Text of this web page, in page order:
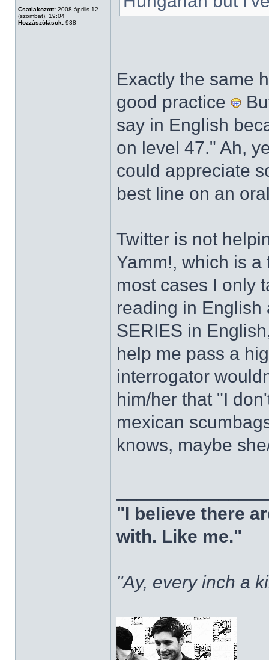
Csatlakozott: 2008 április 12
(szombat), 19:04
Hozzászólások: 938
Exactly the same
good practice
say in English
on level 47." Ah,
could appreciate
best line on an
Twitter is not
Yamm!, which is
most cases I only
reading in English
SERIES in
help me pass a
interrogator
him/her that "I
mexican
knows, maybe
"I believe there
with. Like me."
"Ay, every inch a